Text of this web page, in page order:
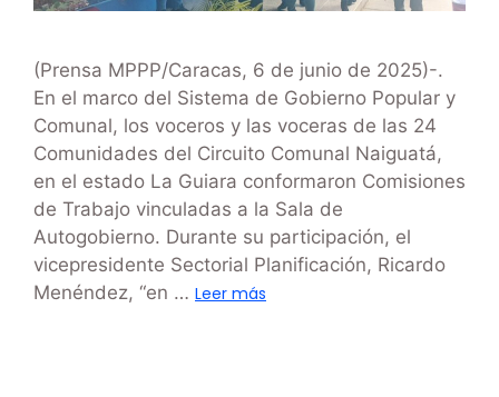
(Prensa MPPP/Caracas, 6 de junio de 2025)-.
En el marco del Sistema de Gobierno Popular y
Comunal, los voceros y las voceras de las 24
Comunidades del Circuito Comunal Naiguatá,
en el estado La Guiara conformaron Comisiones
de Trabajo vinculadas a la Sala de
Autogobierno. Durante su participación, el
vicepresidente Sectorial Planificación, Ricardo
Menéndez, “en … Leer más